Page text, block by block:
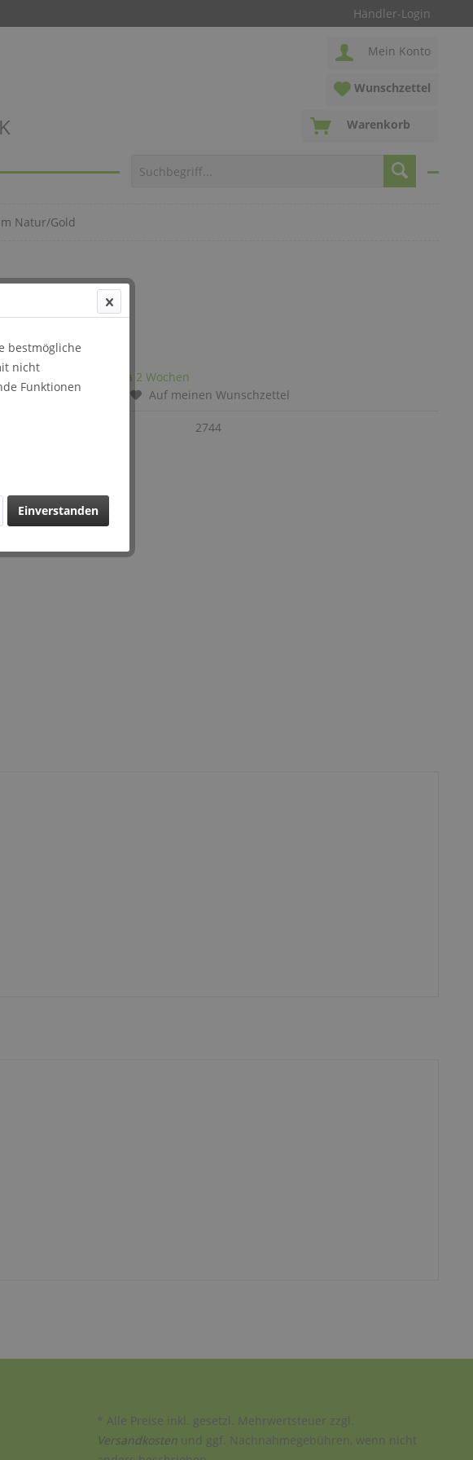
Händler-Login
Mein Konto
Wunschzettel
Warenkorb
Natur/Gold
Lieferzeit: ca 2 Wochen
Vergleichen
Auf meinen Wunschzettel
2744
* Alle Preise inkl. gesetzl. Mehrwertsteuer zzgl.
Versandkosten und ggf. Nachnahmegebühren, wenn nicht
bestmögliche
nicht
Funktionen
Einverstanden